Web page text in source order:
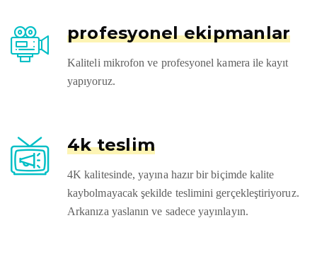
profesyonel ekipmanlar
Kaliteli mikrofon ve profesyonel kamera ile kayıt
yapıyoruz.
4k teslim
4K kalitesinde, yayına hazır bir biçimde kalite
kaybolmayacak şekilde teslimini gerçekleştiriyoruz.
Arkanıza yaslanın ve sadece yayınlayın.